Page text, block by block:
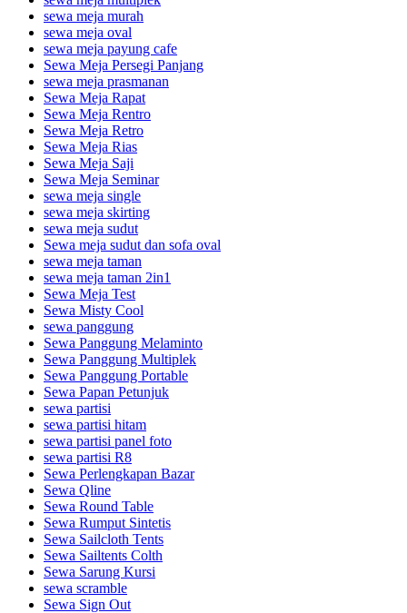
sewa meja murah
sewa meja oval
sewa meja payung cafe
Sewa Meja Persegi Panjang
sewa meja prasmanan
Sewa Meja Rapat
Sewa Meja Rentro
Sewa Meja Retro
Sewa Meja Rias
Sewa Meja Saji
Sewa Meja Seminar
sewa meja single
sewa meja skirting
sewa meja sudut
Sewa meja sudut dan sofa oval
sewa meja taman
sewa meja taman 2in1
Sewa Meja Test
Sewa Misty Cool
sewa panggung
Sewa Panggung Melaminto
Sewa Panggung Multiplek
Sewa Panggung Portable
Sewa Papan Petunjuk
sewa partisi
sewa partisi hitam
sewa partisi panel foto
sewa partisi R8
Sewa Perlengkapan Bazar
Sewa Qline
Sewa Round Table
Sewa Rumput Sintetis
Sewa Sailcloth Tents
Sewa Sailtents Colth
Sewa Sarung Kursi
sewa scramble
Sewa Sign Out